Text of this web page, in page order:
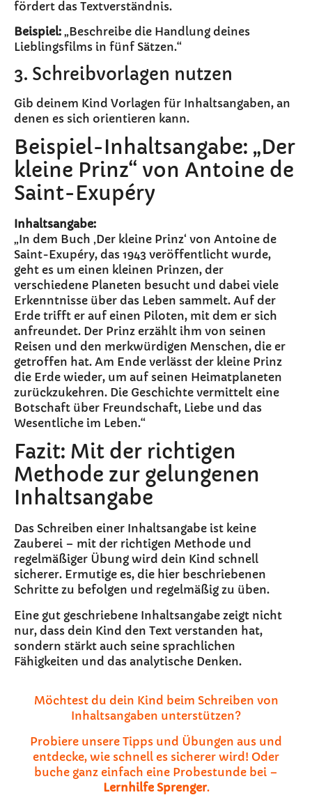
fördert das Textverständnis.
Beispiel: „Beschreibe die Handlung deines
Lieblingsfilms in fünf Sätzen.“
3. Schreibvorlagen nutzen
Gib deinem Kind Vorlagen für Inhaltsangaben, an
denen es sich orientieren kann.
Beispiel-Inhaltsangabe: „Der
kleine Prinz“ von Antoine de
Saint-Exupéry
Inhaltsangabe:
„In dem Buch ‚Der kleine Prinz‘ von Antoine de
Saint-Exupéry, das 1943 veröffentlicht wurde,
geht es um einen kleinen Prinzen, der
verschiedene Planeten besucht und dabei viele
Erkenntnisse über das Leben sammelt. Auf der
Erde trifft er auf einen Piloten, mit dem er sich
anfreundet. Der Prinz erzählt ihm von seinen
Reisen und den merkwürdigen Menschen, die er
getroffen hat. Am Ende verlässt der kleine Prinz
die Erde wieder, um auf seinen Heimatplaneten
zurückzukehren. Die Geschichte vermittelt eine
Botschaft über Freundschaft, Liebe und das
Wesentliche im Leben.“
Fazit: Mit der richtigen
Methode zur gelungenen
Inhaltsangabe
Das Schreiben einer Inhaltsangabe ist keine
Zauberei – mit der richtigen Methode und
regelmäßiger Übung wird dein Kind schnell
sicherer. Ermutige es, die hier beschriebenen
Schritte zu befolgen und regelmäßig zu üben.
Eine gut geschriebene Inhaltsangabe zeigt nicht
nur, dass dein Kind den Text verstanden hat,
sondern stärkt auch seine sprachlichen
Fähigkeiten und das analytische Denken.
Möchtest du dein Kind beim Schreiben von
Inhaltsangaben unterstützen?
Probiere unsere Tipps und Übungen aus und
entdecke, wie schnell es sicherer wird! Oder
buche ganz einfach eine Probestunde bei –
Lernhilfe Sprenger.